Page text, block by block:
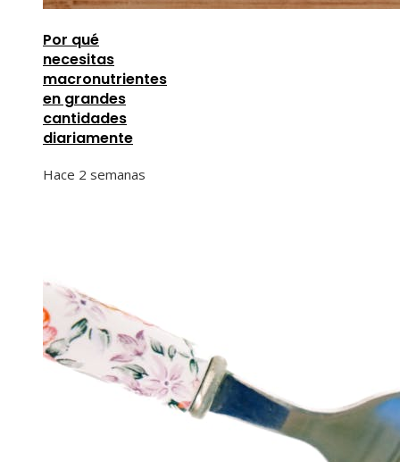
Por qué
necesitas
macronutrientes
en grandes
cantidades
diariamente
Hace 2 semanas